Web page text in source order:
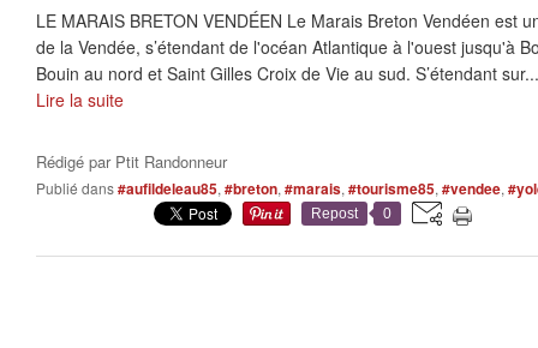
LE MARAIS BRETON VENDÉEN Le Marais Breton Vendéen est
de la Vendée, s’étendant de l'océan Atlantique à l'ouest jusqu'à
Bouin au nord et Saint Gilles Croix de Vie au sud. S’étendant sur...
Lire la suite
Rédigé par Ptit Randonneur
Publié dans#aufildeleau85, #breton, #marais, #tourisme85, #vendee,
Repost 0